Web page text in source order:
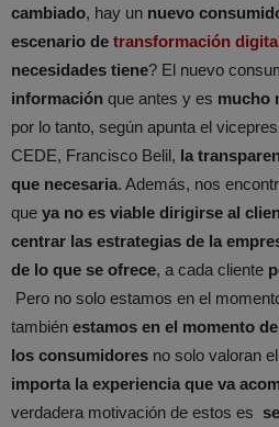
cambiado, hay un nuevo
escenario de transformación
necesidades tiene? El nuevo
información que antes y es mucho
por lo tanto, según apunta el
CEDE, Francisco Belil, la
que necesaria. Además, nos
que ya no es viable dirigirse al
centrar las estrategias de la
de lo que se ofrece, a cada cliente
Pero no solo estamos en el
también estamos en el momento
los consumidores no solo valoran
importa la experiencia que va
verdadera motivación de estos es